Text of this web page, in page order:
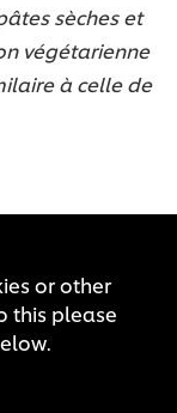
sèches et
végétarienne
à celle de
or other
this please